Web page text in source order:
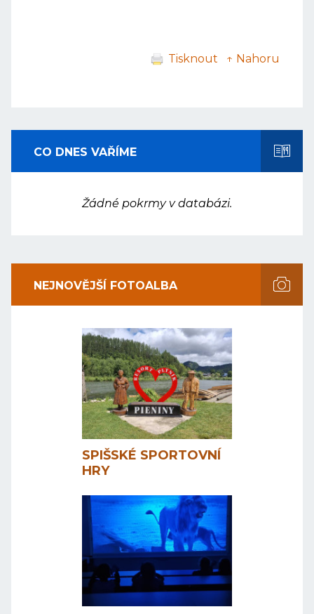
Tisknout ↑ Nahoru
CO DNES VAŘÍME
Žádné pokrmy v databázi.
NEJNOVĚJŠÍ FOTOALBA
SPIŠSKÉ SPORTOVNÍ
HRY